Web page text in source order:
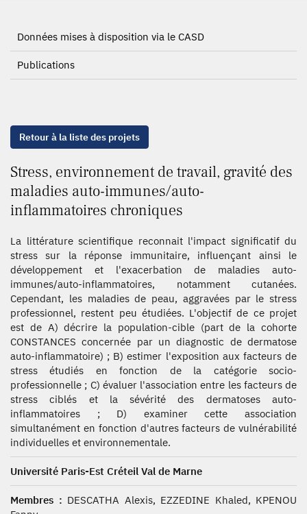
Données mises à disposition via le CASD
Publications
Retour à la liste des projets
Stress, environnement de travail, gravité des
maladies auto-immunes/auto-
inflammatoires chroniques
La littérature scientifique reconnait l'impact significatif du
stress sur la réponse immunitaire, influençant ainsi le
développement et l'exacerbation de maladies auto-
immunes/auto-inflammatoires, notamment cutanées.
Cependant, les maladies de peau, aggravées par le stress
professionnel, restent peu étudiées. L'objectif de ce projet
est de A) décrire la population-cible (part de la cohorte
CONSTANCES concernée par un diagnostic de dermatose
auto-inflammatoire) ; B) estimer l'exposition aux facteurs de
stress étudiés en fonction de la catégorie socio-
professionnelle ; C) évaluer l'association entre les facteurs de
stress ciblés et la sévérité des dermatoses auto-
inflammatoires ; D) examiner cette association
simultanément en fonction d'autres facteurs de vulnérabilité
individuelles et environnementale.
Université Paris-Est Créteil Val de Marne
Membres : DESCATHA Alexis, EZZEDINE Khaled, KPENOU